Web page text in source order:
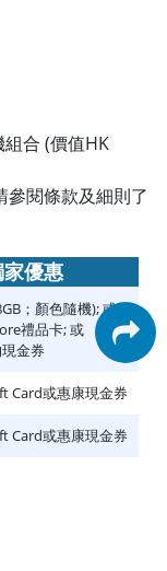
合 (價值HK
參閱條款及細則了
優惠
；顏色隨機); 或
禮品卡; 或
金券
Card或惠康現金券
Card或惠康現金券